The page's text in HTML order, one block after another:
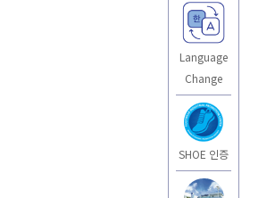
Language
Change
SHOE 인증